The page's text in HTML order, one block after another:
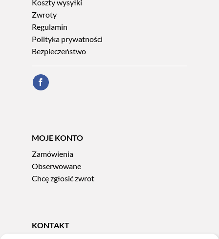
Koszty wysyłki
Zwroty
Regulamin
Polityka prywatności
Bezpieczeństwo
MOJE KONTO
Zamówienia
Obserwowane
Chcę zgłosić zwrot
KONTAKT